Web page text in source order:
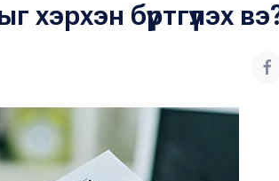
бүртгүүлэх